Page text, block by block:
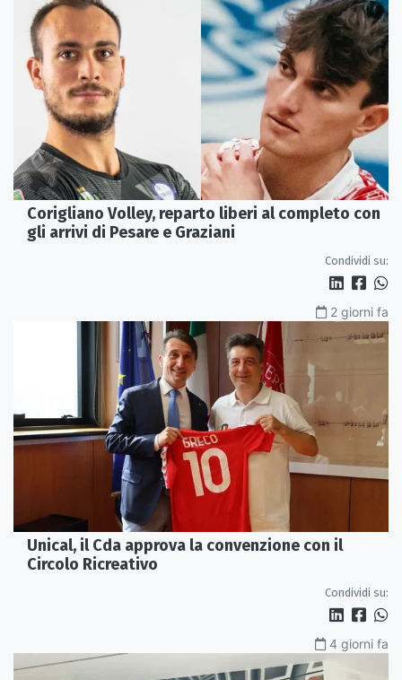
Corigliano Volley, reparto liberi al completo con
gli arrivi di Pesare e Graziani
Condividi su:
2 giorni fa
Unical, il Cda approva la convenzione con il
Circolo Ricreativo
Condividi su:
4 giorni fa